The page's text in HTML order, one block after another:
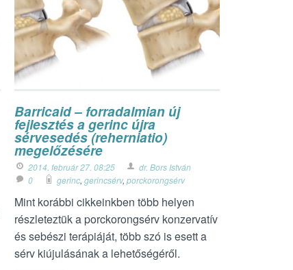
Barricaid – forradalmian új
fejlesztés a gerinc újra
sérvesedés (reherniatio)
megelőzésére
2014. február 27. 08:25
dr. Bors István
0
gerinc, gerincsérv, porckorongsérv
Mint korábbi cikkeinkben több helyen
részleteztük a porckorongsérv konzervatív
és sebészi terápiáját, több szó is esett a
sérv kiújulásának a lehetőségéről.